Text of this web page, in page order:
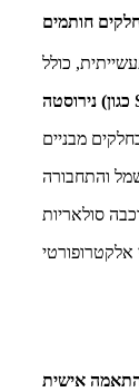
חותמים
אישית